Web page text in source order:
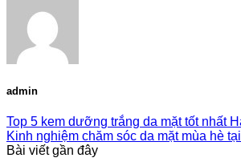
admin
Top 5 kem dưỡng trắng da mặt tốt nhất
Kinh nghiệm chăm sóc da mặt mùa hè
Bài viết gần đây